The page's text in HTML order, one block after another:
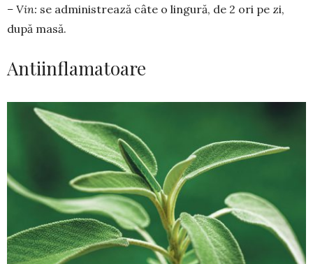
– Vin: se adminis­trea­ză câte o lingură, de 2 ori pe zi,
după masă.
Antiinflamatoare